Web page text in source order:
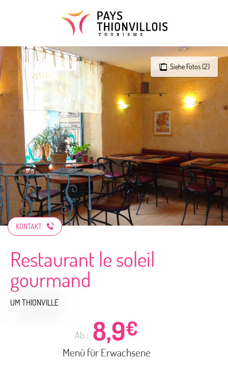
Siehe Fotos (2)
KONTAKT
Restaurant le soleil
gourmand
UM THIONVILLE
Ab : 8,9€
Menü für Erwachsene